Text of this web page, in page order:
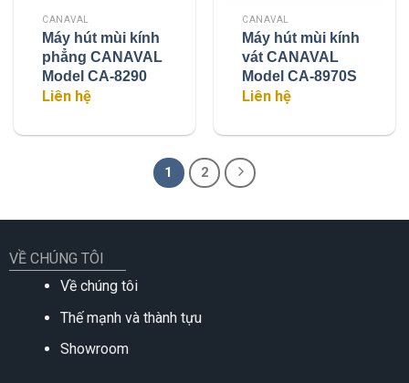
CANAVAL
Máy hút mùi kính
phẳng CANAVAL
Model CA-8290
Liên hệ
CANAVAL
Máy hút mùi kính
vát CANAVAL
Model CA-8970S
Liên hệ
1 2
VỀ CHÚNG TÔI
Về chúng tôi
Thế mạnh và thành tựu
Showroom